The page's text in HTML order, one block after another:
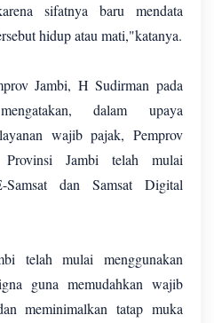
sifatnya baru mendata
hidup atau mati,"katanya.
Jambi, H Sudirman pada
dalam upaya
wajib pajak, Pemprov
Jambi telah mulai
Samsat dan Samsat Digital
telah mulai menggunakan
guna memudahkan wajib
meminimalkan tatap muka